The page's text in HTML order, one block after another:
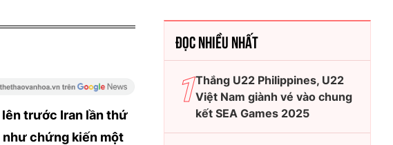
trước Iran lần thứ
như chứng kiến một
ĐỌC NHIỀU NHẤT
Thắng U22 Philippines, U22
Việt Nam giành vé vào chung
kết SEA Games 2025